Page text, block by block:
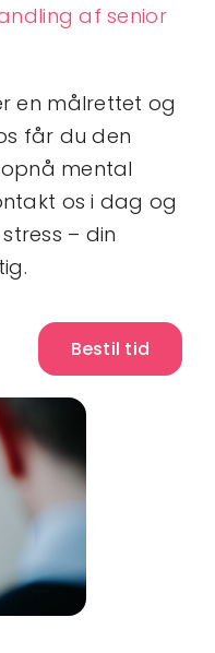
af senior
en målrettet og
får du den
mental
os i dag og
– din
Bestil tid